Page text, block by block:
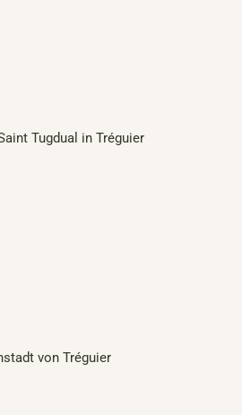
Tugdual in Tréguier
von Tréguier